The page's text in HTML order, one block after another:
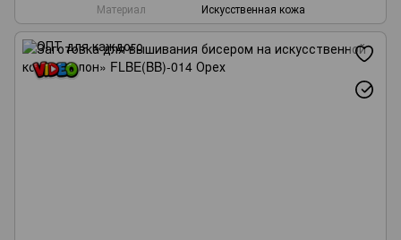
Материал
Искусственная кожа